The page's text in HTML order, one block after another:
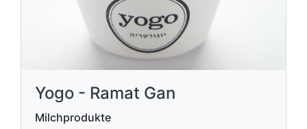
Yogo - Ramat Gan
Milchprodukte